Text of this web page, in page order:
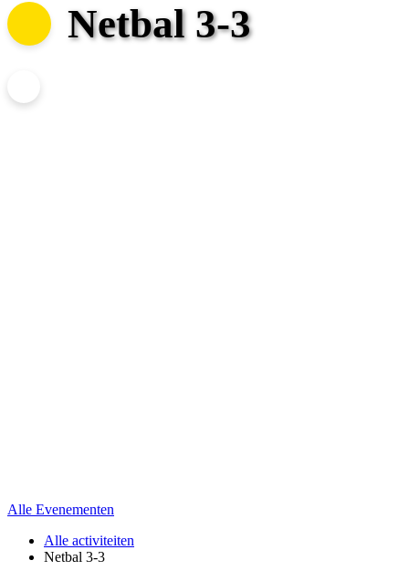
Netbal 3-3
Alle Evenementen
Alle activiteiten
Netbal 3-3